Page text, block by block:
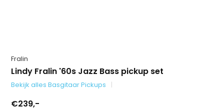
Fralin
Lindy Fralin '60s Jazz Bass pickup set
Bekijk alles Basgitaar Pickups
€239,-